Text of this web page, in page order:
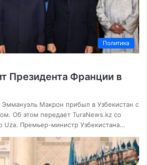
Политика
Президента Франции в
Макрон прибыл в Узбекистан с
Об этом передает TuraNews.kz со
Uza. Премьер-министр Узбекистана…